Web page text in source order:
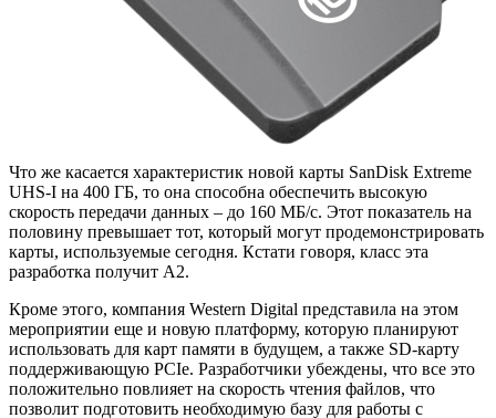
Что же касается характеристик новой карты SanDisk Extreme
UHS-I на 400 ГБ, то она способна обеспечить высокую
скорость передачи данных – до 160 МБ/с. Этот показатель на
половину превышает тот, который могут продемонстрировать
карты, используемые сегодня. Кстати говоря, класс эта
разработка получит А2.
Кроме этого, компания Western Digital представила на этом
мероприятии еще и новую платформу, которую планируют
использовать для карт памяти в будущем, а также SD-карту
поддерживающую PCIe. Разработчики убеждены, что все это
положительно повлияет на скорость чтения файлов, что
позволит подготовить необходимую базу для работы с